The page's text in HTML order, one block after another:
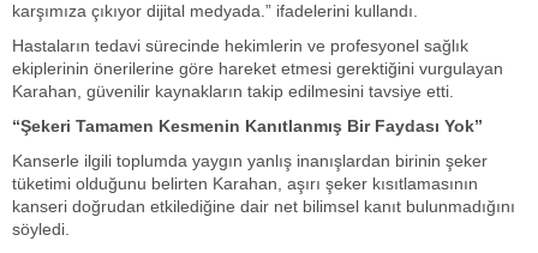
karşımıza çıkıyor dijital medyada.” ifadelerini kullandı.
Hastaların tedavi sürecinde hekimlerin ve profesyonel sağlık
ekiplerinin önerilerine göre hareket etmesi gerektiğini vurgulayan
Karahan, güvenilir kaynakların takip edilmesini tavsiye etti.
“Şekeri Tamamen Kesmenin Kanıtlanmış Bir Faydası Yok”
Kanserle ilgili toplumda yaygın yanlış inanışlardan birinin şeker
tüketimi olduğunu belirten Karahan, aşırı şeker kısıtlamasının
kanseri doğrudan etkilediğine dair net bilimsel kanıt bulunmadığını
söyledi.